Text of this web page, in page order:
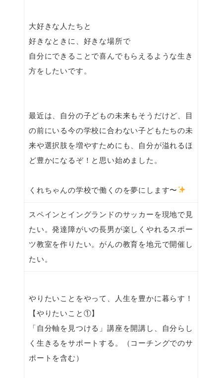
大好きな人たちと
好きなときに、好きな場所で
自分にできることで喜んでもらえるような生き
方をしたいです。
最近は、自分の子どもの未来もそうだけど、目
の前にいる今の学校に合わない子どもたちの未
来や選択肢を増やすためにも、自分が溢れるほ
ど豊かになるぞ！と思い始めました。
くれちゃんの学校で働くのを夢にします〜
スペインとイングランドのサッカーを現地で見
たい。発達障がいの長男が楽しくやれるスポー
ツ教室を作りたい。がんの教育を地元で開催し
たい。
やりたいことをやって、人生を豊かに暮らす！
【やりたいこと①】
「自分軸を見つける」講座を開講し、自分らし
く生きるをサポートする。（コーチングでのサ
ポートを含む）